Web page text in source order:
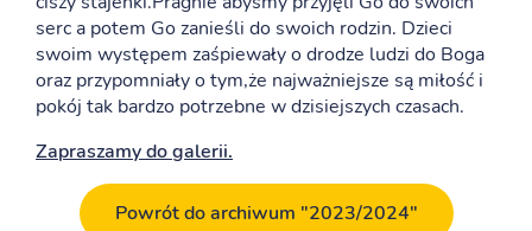
serc a potem Go zanieśli do swoich rodzin. Dzieci
swoim występem zaśpiewały o drodze ludzi do Boga
oraz przypomniały o tym,że najważniejsze są miłość i
pokój tak bardzo potrzebne w dzisiejszych czasach.
Zapraszamy do galerii.
Powrót do archiwum "2023/2024"